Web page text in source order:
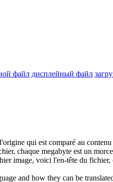
файл дисплейный файл
qui est comparé au
, chaque megabyte est un
image, voici l'en-tête du fichier,
and how they can be